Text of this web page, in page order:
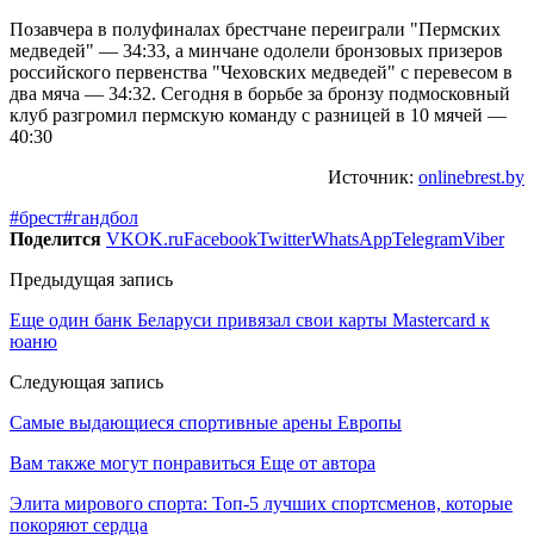
Позавчера в полуфиналах брестчане переиграли "Пермских
медведей" — 34:33, а минчане одолели бронзовых призеров
российского первенства "Чеховских медведей" с перевесом в
два мяча — 34:32. Сегодня в борьбе за бронзу подмосковный
клуб разгромил пермскую команду с разницей в 10 мячей —
40:30
Источник: onlinebrest.by
#брест#гандбол
Поделится VKOK.ruFacebookTwitterWhatsAppTelegramViber
Предыдущая запись
Еще один банк Беларуси привязал свои карты Mastercard к
юаню
Следующая запись
Самые выдающиеся спортивные арены Европы
Вам также могут понравиться Еще от автора
Элита мирового спорта: Топ-5 лучших спортсменов, которые
покоряют сердца